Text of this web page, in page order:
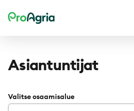
ProAgria
Asiantuntijat
Valitse osaamisalue